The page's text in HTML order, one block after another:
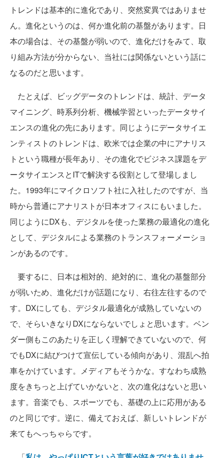
トレンドは基本的に進化であり、突然変異ではありませ
ん。進化というのは、何か進化前の基盤があります。日
本の場合は、その基盤が弱いので、進化だけをみて、取
り組み方法が分からない、当社には関係ないという話に
なるのだと思います。
たとえば、ビッグデータのトレンドは、統計、データ
マイニング、時系列分析、機械学習といったデータサイ
エンスの進化の先にあります。同じようにデータサイエ
ンティストのトレンドは、欧米では企業の中にアナリス
トという職種が長年あり、その進化でビジネス課題をデ
ータサイエンスとITで解決する役割として登場しまし
た。1993年にマイクロソフト社に入社したのですが、当
時から普通にアナリストが日本オフィスにもいました。
同じようにDXも、デジタルを使った業務の最適化の進化
として、デジタルによる業務のトランスフォーメーショ
ンがあるのです。
要するに、日本は相対的、絶対的に、進化の基盤部分
が弱いため、進化だけが話題になり、右往左往するので
す。DXにしても、デジタル最適化が成熟していないの
で、そらいきなりDXにならないでしょと思います。ベン
ダー側もこのあたりを正しく理解できていないので、何
でもDXに結びつけて宣伝している傾向があり、混乱へ拍
車をかけています。メディアもそうかな。すなわち成熟
度をきちっと上げていかないと、次の進化はないと思い
ます。音楽でも、スポーツでも、基礎の上に応用がある
のと同じです。逆に、備えておえば、新しいトレンドが
来てもへっちゃらです。